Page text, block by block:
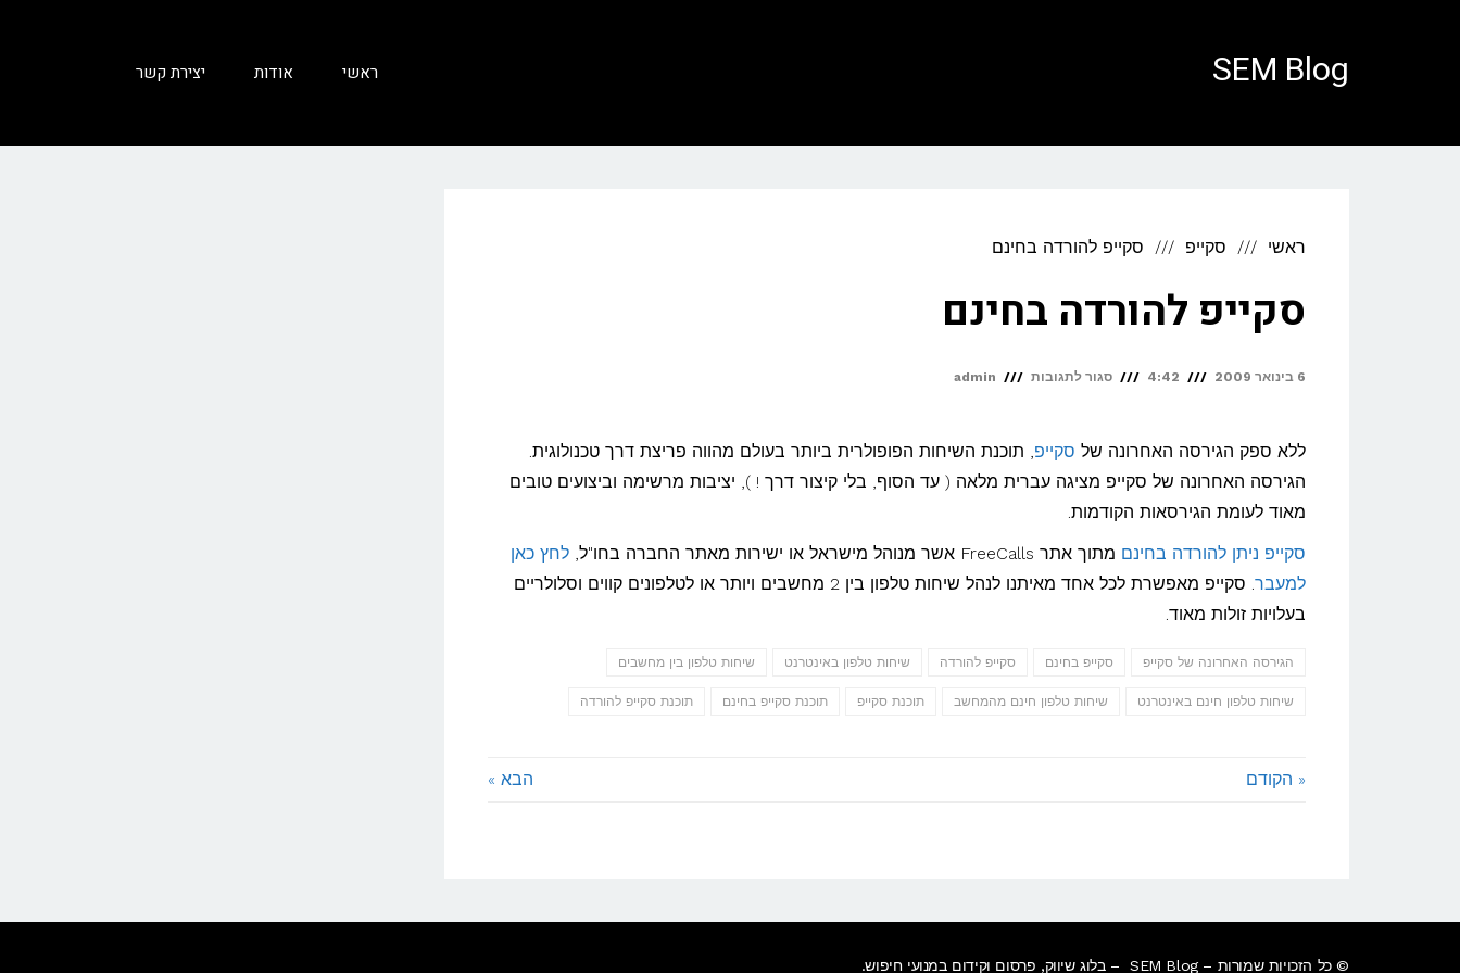
SEM Blog ראשי אודות יצירת קשר
ראשי סקייפ סקייפ להורדה בחינם
סקייפ להורדה בחינם
6 בינואר 2009 4:42 סגור לתגובות על
בחינם
admin
ללא ספק הגירסה האחרונה של סקייפ, תוכנת השיחות הפופולרית ביותר בעולם מהווה פריצת דרך טכנולוגית.
הגירסה האחרונה של סקייפ מציגה עברית מלאה ( עד הסוף, בלי קיצור דרך ! ), יציבות מרשימה וביצועים טובים
מאוד לעומת הגירסאות הקודמות.
סקייפ ניתן להורדה בחינם מתוך אתר FreeCalls אשר מנוהל מישראל או ישירות מאתר החברה בחו"ל,
לחץ כאן
למעבר
. סקייפ מאפשרת לכל אחד מאיתנו לנהל שיחות טלפון בין 2 מחשבים ויותר או לטלפונים קווים וסלולריים
בעלויות זולות מאוד.
הגירסה האחרונה של סקייפ סקייפ בחינם סקייפ להורדה שיחות טלפון באינטרנט שיחות טלפון בין מחשבים
שיחות טלפון חינם באינטרנט שיחות טלפון חינם מהמחשב תוכנת סקייפ תוכנת סקייפ בחינם תוכנת סקייפ להורדה
« הקודם הבא »
© כל הזכויות שמורות – SEM Blog – בלוג שיווק, פרסום וקידום במנועי חיפוש.